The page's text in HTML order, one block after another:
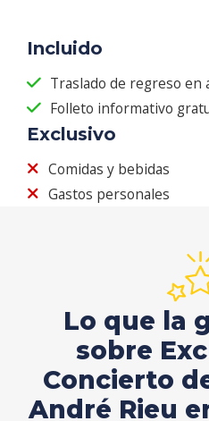
Incluido
Traslado de regreso en
Folleto informativo
Exclusivo
Comidas y bebidas
Gastos personales
Lo que la
sobre
Concierto
André Rieu